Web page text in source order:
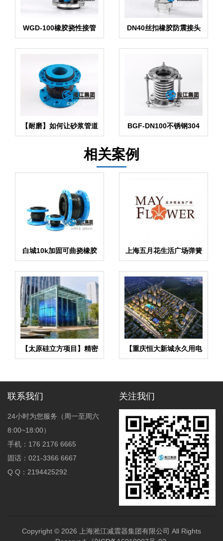
WGD-100橡胶挠性接管
（弯头）
DN40丝扣橡胶防震接头
【耐磨】如何让砂浆管道
中耐磨橡胶接头更耐磨
BGF-DN100不锈钢304
波纹管补偿器
相关案例
白城10k加固可曲挠橡胶
接头减震效果明显
上海五月花生活广场弹簧
减振器合同项目
【太原硅立方项目】精密
空调系统金属软管合同
【重庆恒大新城永久用电
工程】变压器减震器
联系我们
24小时为您服务（周一至周六
8:00~18:00）
手机：176 2176 6665
固话：021-3366 6667
Q Q：2194425292
关注我们
Copyright © 2026 上海淞江减震器集团有限公司 All Rights